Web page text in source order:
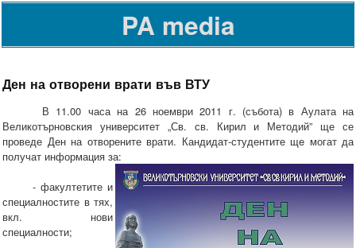
PA media
Ден на отворени врати във ВТУ
В 11.00 часа на 26 ноември 2011 г. (събота) в Аулата на
Великотърновския университет „Св. св. Кирил и Методий” ще се
проведе Ден на отворените врати. Кандидат-студентите щe могат да
получат информация за:
- факултетите и
специалностите в тях,
вкл. нови
специалности;